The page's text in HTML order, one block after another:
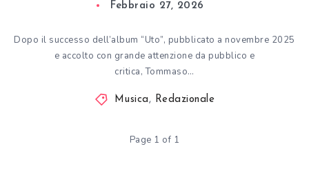
Febbraio 27, 2026
Dopo il successo dell’album “Uto”, pubblicato a novembre 2025
e accolto con grande attenzione da pubblico e
critica, Tommaso…
Musica, Redazionale
Page 1 of 1